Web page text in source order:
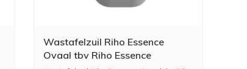
Wastafelzuil Riho Essence
Ovaal tbv Riho Essence